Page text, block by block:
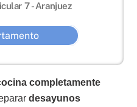
7 - Aranjuez
completamente
desayunos